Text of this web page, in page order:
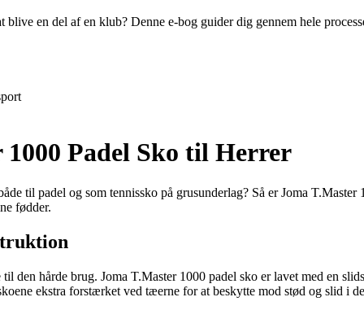
en del af en klub? Denne e-bog guider dig gennem hele
Padel Sko til Herrer
til padel og som tennissko på grusunderlag? Så er Joma
fødder.
den hårde brug. Joma T.Master 1000 padel sko er lavet med en
ekstra forstærket ved tæerne for at beskytte mod stød og slid i